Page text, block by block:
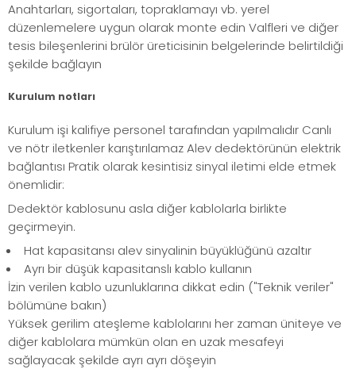
Anahtarları, sigortaları, topraklamayı vb. yerel
düzenlemelere uygun olarak monte edin Valfleri ve diğer
tesis bileşenlerini brülör üreticisinin belgelerinde belirtildiği
şekilde bağlayın
Kurulum notları
Kurulum işi kalifiye personel tarafından yapılmalıdır Canlı
ve nötr iletkenler karıştırılamaz Alev dedektörünün elektrik
bağlantısı Pratik olarak kesintisiz sinyal iletimi elde etmek
önemlidir:
Dedektör kablosunu asla diğer kablolarla birlikte
geçirmeyin.
Hat kapasitansı alev sinyalinin büyüklüğünü azaltır
Ayrı bir düşük kapasitanslı kablo kullanın
İzin verilen kablo uzunluklarına dikkat edin ("Teknik veriler"
bölümüne bakın)
Yüksek gerilim ateşleme kablolarını her zaman üniteye ve
diğer kablolara mümkün olan en uzak mesafeyi
sağlayacak şekilde ayrı ayrı döşeyin